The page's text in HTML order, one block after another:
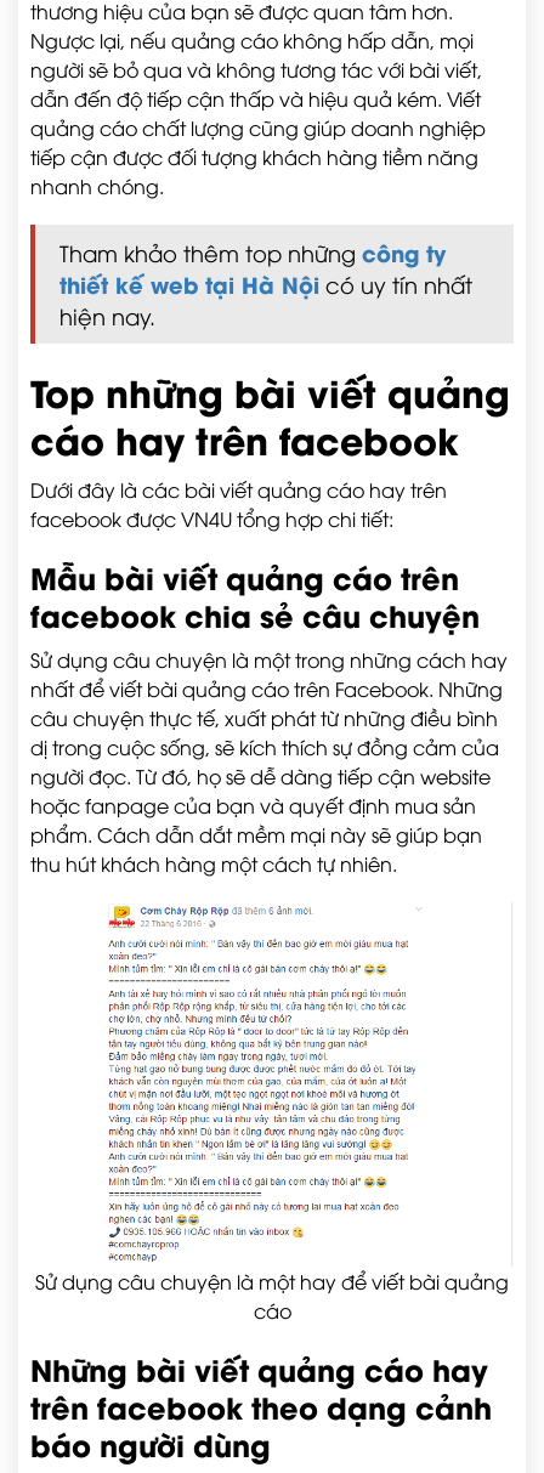
thương hiệu của bạn sẽ được quan tâm hơn.
Ngược lại, nếu quảng cáo không hấp dẫn, mọi
người sẽ bỏ qua và không tương tác với bài viết,
dẫn đến độ tiếp cận thấp và hiệu quả kém. Viết
quảng cáo chất lượng cũng giúp doanh nghiệp
tiếp cận được đối tượng khách hàng tiềm năng
nhanh chóng.
Tham khảo thêm top những công ty
thiết kế web tại Hà Nội có uy tín nhất
hiện nay.
Top những bài viết quảng
cáo hay trên facebook
Dưới đây là các bài viết quảng cáo hay trên
facebook được VN4U tổng hợp chi tiết:
Mẫu bài viết quảng cáo trên
facebook chia sẻ câu chuyện
Sử dụng câu chuyện là một trong những cách hay
nhất để viết bài quảng cáo trên Facebook. Những
câu chuyện thực tế, xuất phát từ những điều bình
dị trong cuộc sống, sẽ kích thích sự đồng cảm của
người đọc. Từ đó, họ sẽ dễ dàng tiếp cận website
hoặc fanpage của bạn và quyết định mua sản
phẩm. Cách dẫn dắt mềm mại này sẽ giúp bạn
thu hút khách hàng một cách tự nhiên.
Sử dụng câu chuyện là một hay để viết bài quảng
cáo
Những bài viết quảng cáo hay
trên facebook theo dạng cảnh
báo người dùng